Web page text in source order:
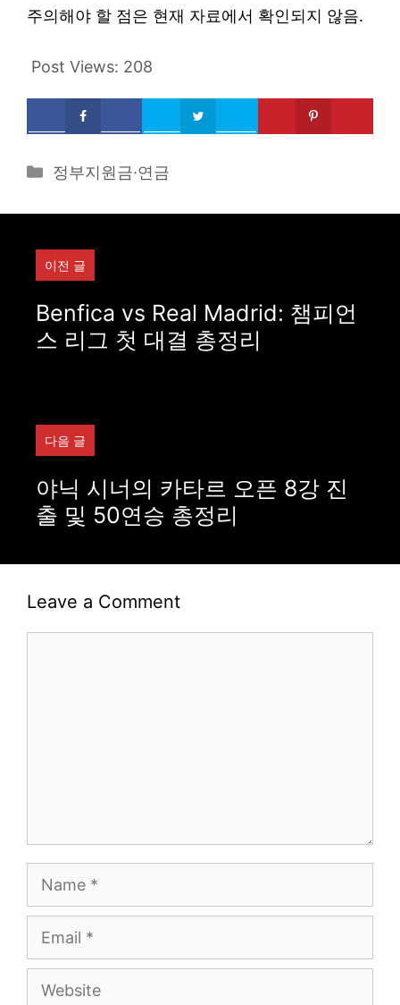
주의해야 할 점은 현재 자료에서 확인되지 않음.
Post Views: 208
Categories
정부지원금·연금
이전 글
Benfica vs Real Madrid: 챔피언
스 리그 첫 대결 총정리
다음 글
야닉 시너의 카타르 오픈 8강 진
출 및 50연승 총정리
Leave a Comment
Name
Email
Website